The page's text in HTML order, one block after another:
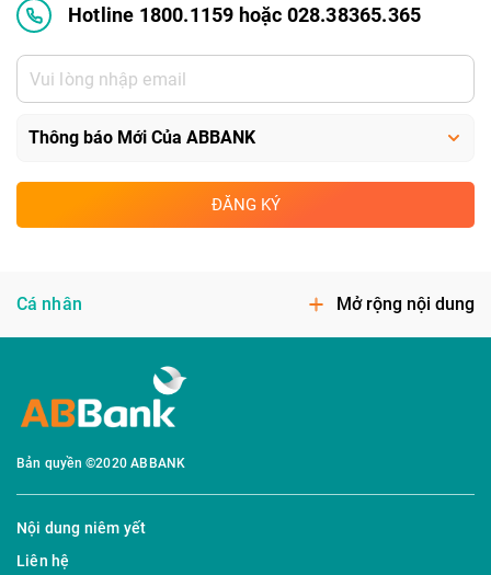
Hotline 1800.1159 hoặc 028.38365.365
ĐĂNG KÝ
Cá nhân Mở rộng nội dung
Bản quyền ©2020 ABBANK
Nội dung niêm yết
Liên hệ